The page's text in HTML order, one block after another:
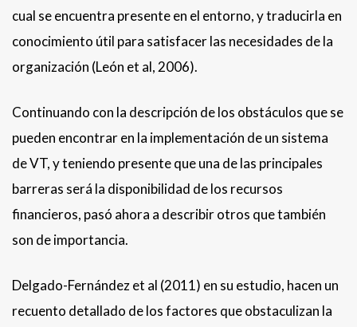
cual se encuentra presente en el entorno, y traducirla en
conocimiento útil para satisfacer las necesidades de la
organización (León et al, 2006).
Continuando con la descripción de los obstáculos que se
pueden encontrar en la implementación de un sistema
de VT, y teniendo presente que una de las principales
barreras será la disponibilidad de los recursos
financieros, pasó ahora a describir otros que también
son de importancia.
Delgado-Fernández et al (2011) en su estudio, hacen un
recuento detallado de los factores que obstaculizan la